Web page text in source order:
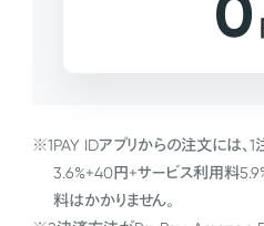
※1PAY IDアプリからの注文には、
3.6%+40円+サービス利用料
料はかかりません。